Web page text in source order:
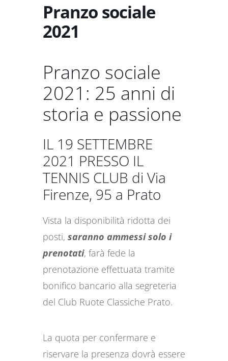
Pranzo sociale
2021
Pranzo sociale
2021: 25 anni di
storia e passione
IL 19 SETTEMBRE
2021 PRESSO IL
TENNIS CLUB di Via
Firenze, 95 a Prato
Vista la disponibilità ridotta dei
posti, saranno ammessi solo i
prenotati, farà fede la
prenotazione effettuata tramite
bonifico bancario alla segreteria
del Club Ruote Classiche Prato.
La quota per confermare e
riservare la presenza dovrà essere